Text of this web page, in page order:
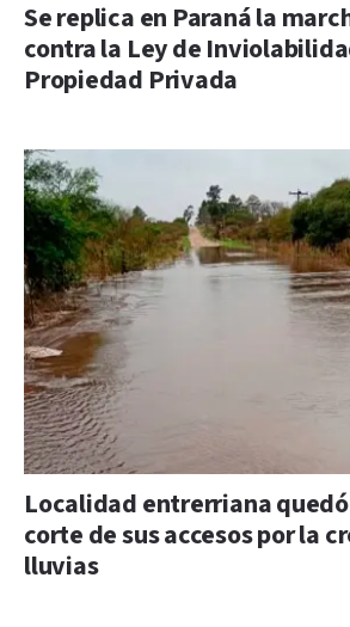
Se replica en Paraná la
contra la Ley de
Propiedad Privada
Localidad entrerriana
corte de sus accesos por la
lluvias